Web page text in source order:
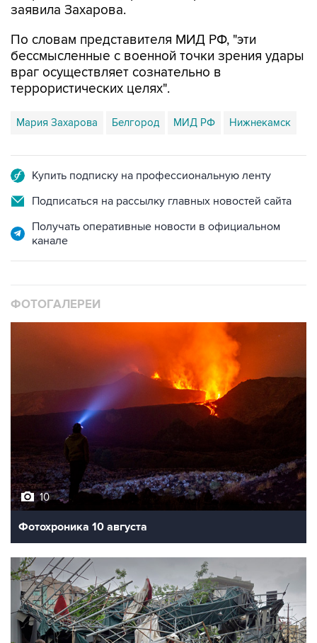
По словам представителя МИД РФ, "эти
враг осуществляет сознательно в
террористических целях".
Мария Захарова Белгород
Подписаться на рассылку главных новостей сайта
Получать оперативные новости в официальном
10
Фотохроника 10 августа